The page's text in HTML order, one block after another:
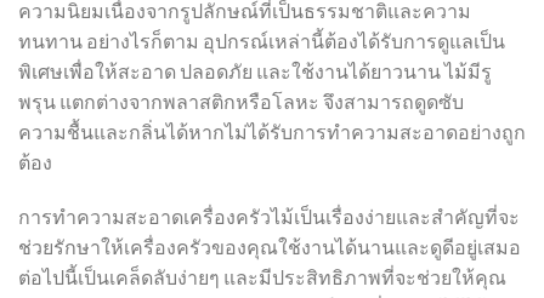
ความนิยมเนื่องจากรูปลักษณ์ที่เป็นธรรมชาติและความ
ทนทาน อย่างไรก็ตาม อุปกรณ์เหล่านี้ต้องได้รับการดูแลเป็น
พิเศษเพื่อให้สะอาด ปลอดภัย และใช้งานได้ยาวนาน ไม้มีรู
พรุน แตกต่างจากพลาสติกหรือโลหะ จึงสามารถดูดซับ
ความชื้นและกลิ่นได้หากไม่ได้รับการทำความสะอาดอย่างถูก
ต้อง
การทำความสะอาดเครื่องครัวไม้เป็นเรื่องง่ายและสำคัญที่จะ
ช่วยรักษาให้เครื่องครัวของคุณใช้งานได้นานและดูดีอยู่เสมอ
ต่อไปนี้เป็นเคล็ดลับง่ายๆ และมีประสิทธิภาพที่จะช่วยให้คุณ